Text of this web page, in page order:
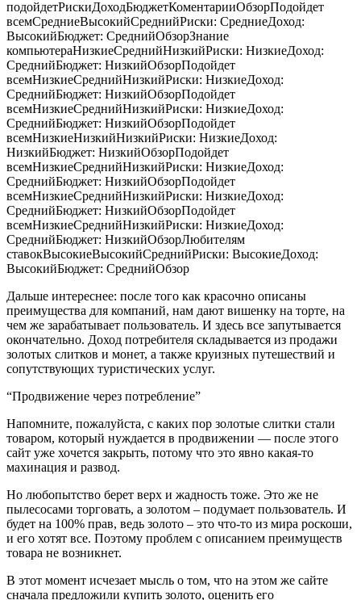
подойдетРискиДоходБюджетКоментарииОбзорПодойдет
всемСредниеВысокийСреднийРиски: СредниеДоход:
ВысокийБюджет: СреднийОбзорЗнание
компьютераНизкиеСреднийНизкийРиски: НизкиеДоход:
СреднийБюджет: НизкийОбзорПодойдет
всемНизкиеСреднийНизкийРиски: НизкиеДоход:
СреднийБюджет: НизкийОбзорПодойдет
всемНизкиеСреднийНизкийРиски: НизкиеДоход:
СреднийБюджет: НизкийОбзорПодойдет
всемНизкиеНизкийНизкийРиски: НизкиеДоход:
НизкийБюджет: НизкийОбзорПодойдет
всемНизкиеСреднийНизкийРиски: НизкиеДоход:
СреднийБюджет: НизкийОбзорПодойдет
всемНизкиеСреднийНизкийРиски: НизкиеДоход:
СреднийБюджет: НизкийОбзорПодойдет
всемНизкиеСреднийНизкийРиски: НизкиеДоход:
СреднийБюджет: НизкийОбзорЛюбителям
ставокВысокиеВысокийСреднийРиски: ВысокиеДоход:
ВысокийБюджет: СреднийОбзор
Дальше интереснее: после того как красочно описаны
преимущества для компаний, нам дают вишенку на торте, на
чем же зарабатывает пользователь. И здесь все запутывается
окончательно. Доход потребителя складывается из продажи
золотых слитков и монет, а также круизных путешествий и
сопутствующих туристических услуг.
“Продвижение через потребление”
Напомните, пожалуйста, с каких пор золотые слитки стали
товаром, который нуждается в продвижении — после этого
сайт уже хочется закрыть, потому что это явно какая-то
махинация и развод.
Но любопытство берет верх и жадность тоже. Это же не
пылесосами торговать, а золотом – подумает пользователь. И
будет на 100% прав, ведь золото – это что-то из мира роскоши,
и его хотят все. Поэтому проблем с описанием преимуществ
товара не возникнет.
В этот момент исчезает мысль о том, что на этом же сайте
сначала предложили купить золото, оценить его